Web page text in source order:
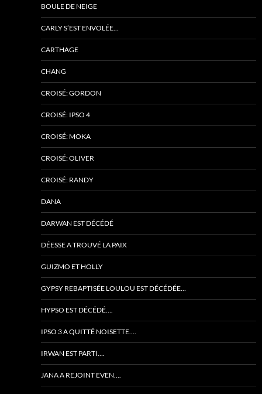
BOULE DE NEIGE
CARLY S’EST ENVOLÉE…
CARTHAGE
CHANG
CROISÉ: GORDON
CROISÉ: IPSO 4
CROISÉ: MOKA
CROISÉ: OLIVER
CROISÉ: RANDY
DANA
DARWAN EST DÉCÉDÉ
DÉESSE A TROUVÉ LA PAIX
GUIZMO ET HOLLY
GYPSY REBAPTISÉE LOULOU EST DÉCÉDÉE…
HYPSO EST DÉCÉDÉ….
IPSO 3 A QUITTÉ NOISETTE….
IRWAN EST PARTI….
JANA A REJOINT EVEN….